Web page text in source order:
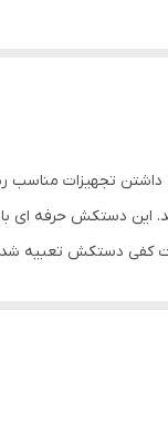
داشتن تجهیزات
این دستکش حرفه ای
دستکش تعبیه شده
توضیحات: